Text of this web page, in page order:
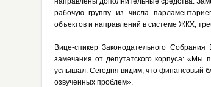
рабочую группу из числа
объектов и направлений в системе ЖКХ,
Вице-спикер Законодательного
замечания от депутатского корпуса: «Мы
услышал. Сегодня видим, что финансовый
озвученных проблем».